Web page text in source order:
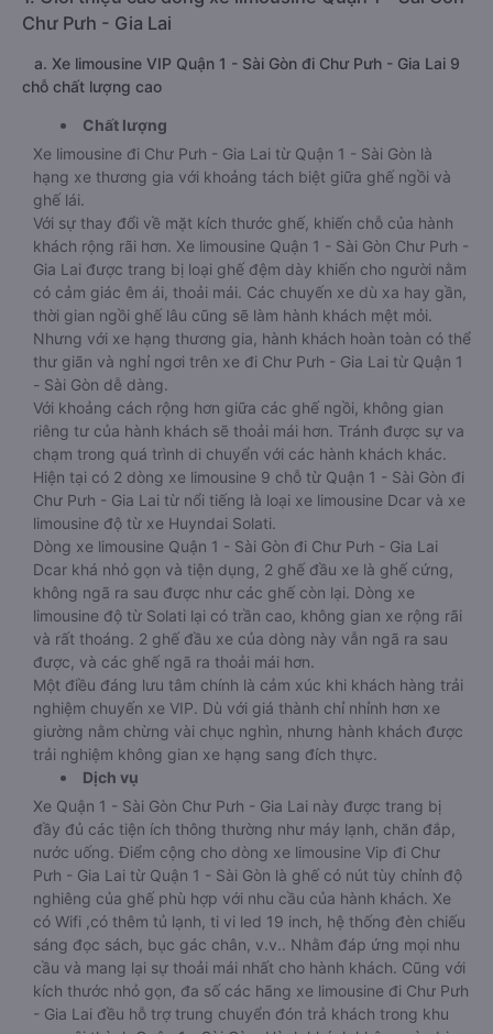
Vexere.com bắt đầu từ 17:15 đến 19:30 bởi 19 nhà xe: Thuận
Tiến, Kính Diên Hồng, Tư Phầu vận hành.
1. Giới thiệu các dòng xe limousine Quận 1 - Sài Gòn
Chư Pưh - Gia Lai
chỗ chất lượng cao
Chất lượng
Xe limousine đi Chư Pưh - Gia Lai từ Quận 1 - Sài Gòn là
hạng xe thương gia với khoảng tách biệt giữa ghế ngồi và
ghế lái.
Với sự thay đổi về mặt kích thước ghế, khiến chỗ của hành
khách rộng rãi hơn. Xe limousine Quận 1 - Sài Gòn Chư Pưh -
Gia Lai được trang bị loại ghế đệm dày khiến cho người nằm
có cảm giác êm ái, thoải mái. Các chuyến xe dù xa hay gần,
thời gian ngồi ghế lâu cũng sẽ làm hành khách mệt mỏi.
Nhưng với xe hạng thương gia, hành khách hoàn toàn có thể
thư giãn và nghỉ ngơi trên xe đi Chư Pưh - Gia Lai từ Quận 1
- Sài Gòn dễ dàng.
Với khoảng cách rộng hơn giữa các ghế ngồi, không gian
riêng tư của hành khách sẽ thoải mái hơn. Tránh được sự va
chạm trong quá trình di chuyển với các hành khách khác.
Hiện tại có 2 dòng xe limousine 9 chỗ từ Quận 1 - Sài Gòn đi
Chư Pưh - Gia Lai từ nổi tiếng là loại xe limousine Dcar và xe
limousine độ từ xe Huyndai Solati.
Dòng xe limousine Quận 1 - Sài Gòn đi Chư Pưh - Gia Lai
Dcar khá nhỏ gọn và tiện dụng, 2 ghế đầu xe là ghế cứng,
không ngã ra sau được như các ghế còn lại. Dòng xe
limousine độ từ Solati lại có trần cao, không gian xe rộng rãi
và rất thoáng. 2 ghế đầu xe của dòng này vẫn ngã ra sau
được, và các ghế ngã ra thoải mái hơn.
Một điều đáng lưu tâm chính là cảm xúc khi khách hàng trải
nghiệm chuyến xe VIP. Dù với giá thành chỉ nhỉnh hơn xe
giường nằm chừng vài chục nghìn, nhưng hành khách được
trải nghiệm không gian xe hạng sang đích thực.
Dịch vụ
Xe Quận 1 - Sài Gòn Chư Pưh - Gia Lai này được trang bị
đầy đủ các tiện ích thông thường như máy lạnh, chăn đắp,
nước uống. Điểm cộng cho dòng xe limousine Vip đi Chư
Pưh - Gia Lai từ Quận 1 - Sài Gòn là ghế có nút tùy chỉnh độ
nghiêng của ghế phù hợp với nhu cầu của hành khách. Xe
có Wifi ,có thêm tủ lạnh, ti vi led 19 inch, hệ thống đèn chiếu
sáng đọc sách, bục gác chân, v.v.. Nhằm đáp ứng mọi nhu